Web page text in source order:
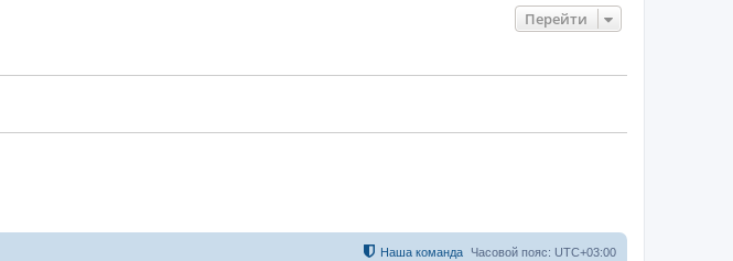
Перейти
Часовой пояс: UTC+03:00
Наша команда